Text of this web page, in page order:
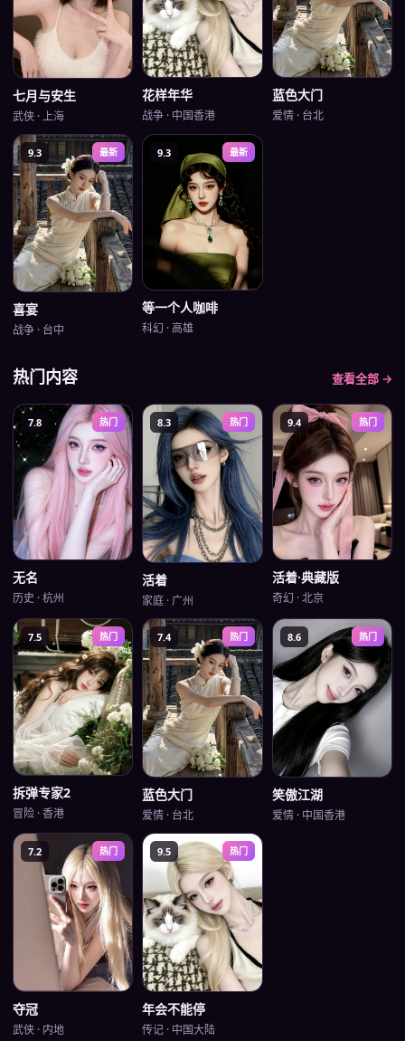
七月与安生
武侠 ·上海
花样年华
战争 · 中国香港
蓝色大门
爱情· 台北
9.3 最新
喜宴
战争 · 台中
9.3 最新
等一个人咖啡
科幻 ·高雄
热门内容 查看全部 →
7.8 热门
无名
历史 ·杭州
8.3 热门
活着
家庭 · 广州
9.4 热门
活着·典藏版
奇幻 ·北京
7.5 热门
拆弹专家2
冒险 ·香港
7.4 热门
蓝色大门
爱情 · 台北
8.6 热门
笑傲江湖
爱情· 中国香港
7.2 热门
夺冠
武侠 · 内地
9.5 热门
年会不能停
传记 · 中国大陆